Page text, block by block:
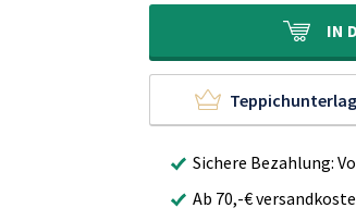
65,00€
40,90€.
IN
Sichere Bezahlung:
Ab 70,-€